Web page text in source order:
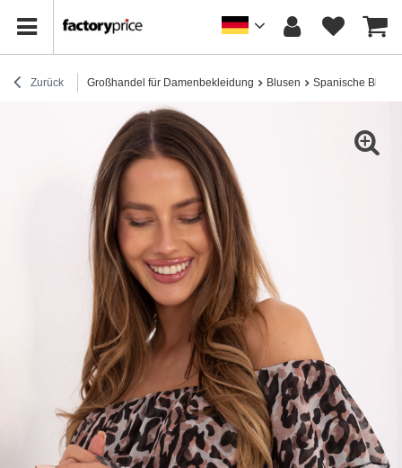
Zurück Großhandel für Damenbekleidung Blusen Spanische Blusen